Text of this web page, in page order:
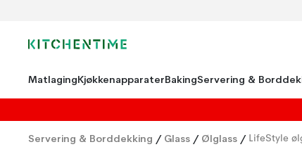
MatlagingKjøkkenapparaterBakingServering &
Servering & Borddekking / Glass / Ølglass / LifeStyle